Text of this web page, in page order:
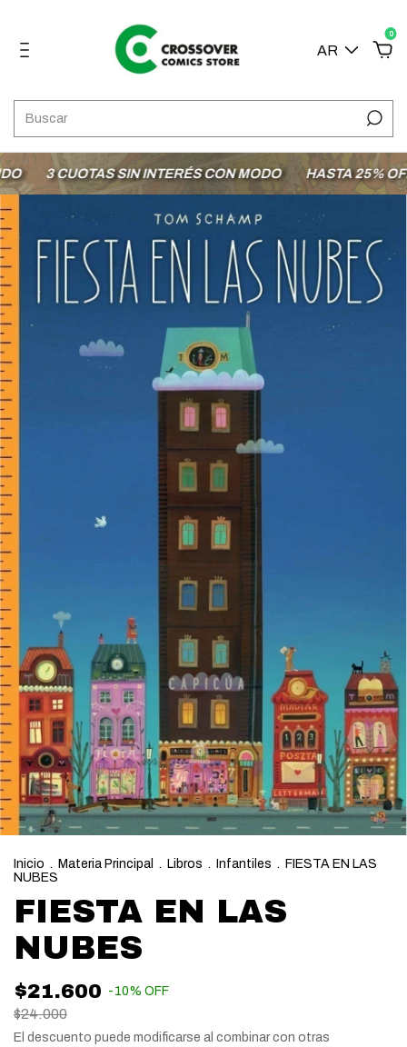
AR
0
3 CUOTAS SIN INTERÉS CON MODO HASTA 25% OFF
Inicio . Materia Principal . Libros . Infantiles . FIESTA EN LAS
NUBES
FIESTA EN LAS
NUBES
$21.600 - 10% OFF
$24.000
El descuento puede modificarse al combinar con otras